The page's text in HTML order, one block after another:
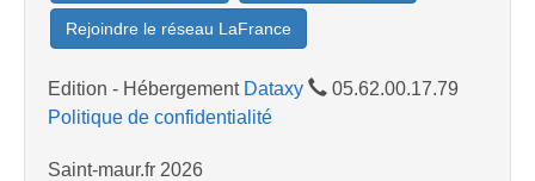
Rejoindre le réseau LaFrance
Edition - Hébergement Dataxy
05.62.00.17.79
Politique de confidentialité
Saint-maur.fr 2026